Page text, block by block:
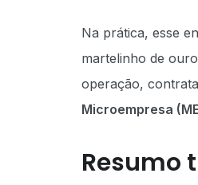
Na prática, esse
martelinho de
operação,
Microempresa
Resumo